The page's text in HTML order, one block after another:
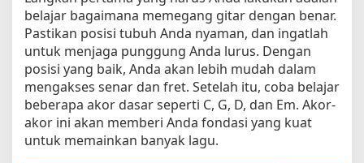
belajar bagaimana memegang gitar dengan benar.
Pastikan posisi tubuh Anda nyaman, dan ingatlah
untuk menjaga punggung Anda lurus. Dengan
posisi yang baik, Anda akan lebih mudah dalam
mengakses senar dan fret. Setelah itu, coba belajar
beberapa akor dasar seperti C, G, D, dan Em. Akor-
akor ini akan memberi Anda fondasi yang kuat
untuk memainkan banyak lagu.